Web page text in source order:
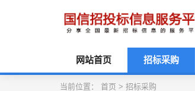
网站首页 招标采购
当前位置： 首页 > 招标采购